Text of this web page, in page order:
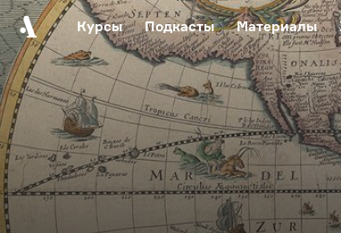
Курсы Подкасты Материалы
Автор среди нас